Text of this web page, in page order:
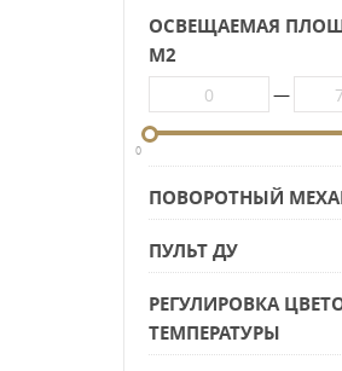
KINK Light
Kronem
L'Arte Luce
LUCIA TUCCI
Luminex
Lussole
Lussole Lgo
ОСВЕЩАЕМАЯ
М2
—
0
ПОВОРОТНЫЙ
ПУЛЬТ ДУ
РЕГУЛИРОВКА
ТЕМПЕРАТУРЫ